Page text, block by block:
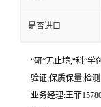
是否进口
“研”无止境;“科”
验证;保质保量;检
业务经理:王菲